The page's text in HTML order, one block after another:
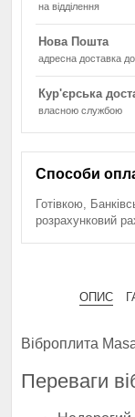
на відділення
Нова Пошта
адресна доставка
Кур'єрська
власною службою
Способи
Готівкою,
розрахунковий
ОПИС
Віброплита
Переваги